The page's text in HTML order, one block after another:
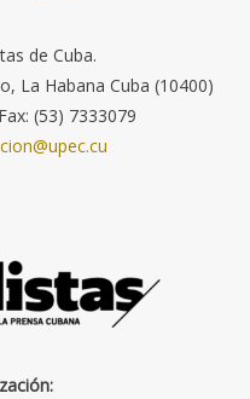
de Cuba.
La Habana Cuba (10400)
(53) 7333079